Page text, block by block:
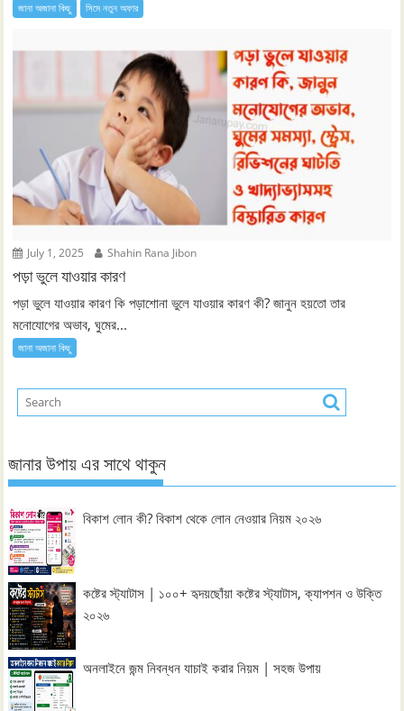
জানা অজানা কিছু সিমে নতুন ‍অফার
July 1, 2025 Shahin Rana Jibon
পড়া ভুলে যাওয়ার কারণ
পড়া ভুলে যাওয়ার কারণ কি পড়াশোনা ভুলে যাওয়ার কারণ কী? জানুন হয়তো তার
মনোযোগের অভাব, ঘুমের...
জানা অজানা কিছু
জানার উপায় এর সাথে থাকুন
বিকাশ লোন কী? বিকাশ থেকে লোন নেওয়ার নিয়ম ২০২৬
কষ্টের স্ট্যাটাস | ১০০+ হৃদয়ছোঁয়া কষ্টের স্ট্যাটাস, ক্যাপশন ও উক্তি
২০২৬
অনলাইনে জন্ম নিবন্ধন যাচাই করার নিয়ম | সহজ উপায়